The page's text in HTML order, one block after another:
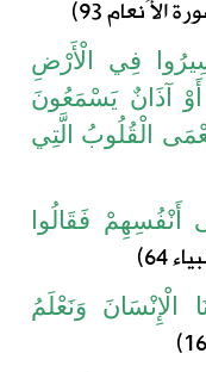
الأَنعام 93)
فِي
الْأَرْضِ
أَوْ آذَانٌ يَسْمَعُونَ
الْقُلُوبُ الَّتِي
أَنْفُسِهِمْ فَقَالُوا
64)
الْإِنْسَانَ
وَنَعْلَمُ